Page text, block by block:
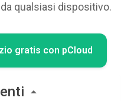
qualsiasi dispositivo.
gratis con pCloud